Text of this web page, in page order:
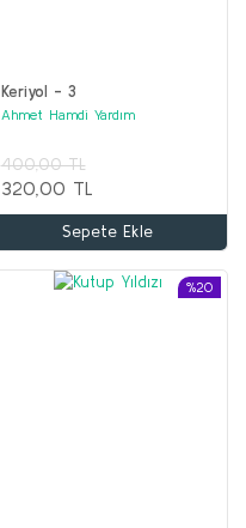
Keriyol - 3
Ahmet Hamdi Yardım
400,00 TL
320,00 TL
Sepete Ekle
%20